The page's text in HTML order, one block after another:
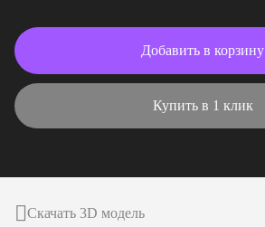
Добавить в корзину
Купить в 1 клик
Скачать 3D модель